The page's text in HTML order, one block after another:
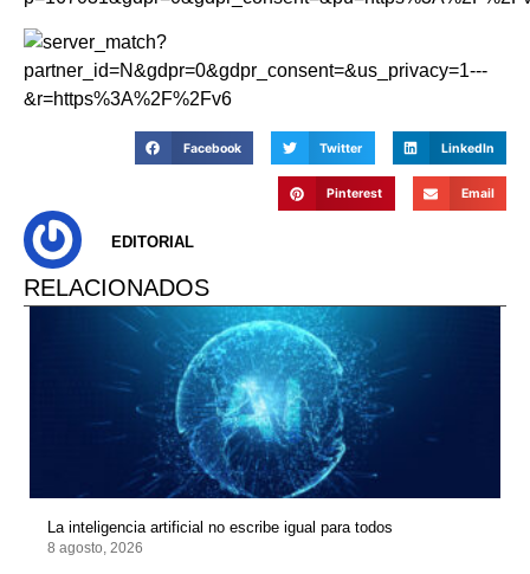
Facebook Twitter LinkedIn
Pinterest Email
EDITORIAL
RELACIONADOS
La inteligencia artificial no escribe igual para todos
8 agosto, 2026